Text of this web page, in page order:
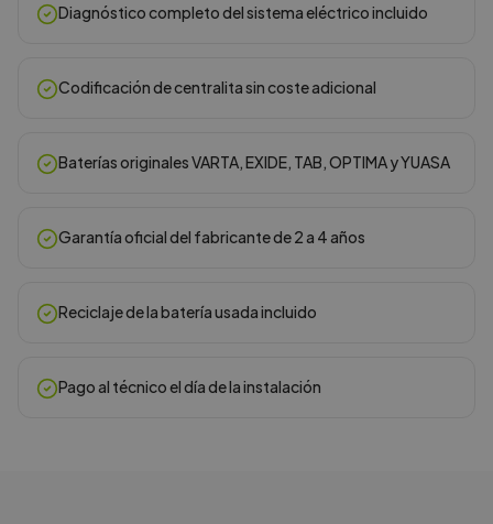
Diagnóstico completo del sistema eléctrico incluido
Codificación de centralita sin coste adicional
Baterías originales VARTA, EXIDE, TAB, OPTIMA y YUASA
Garantía oficial del fabricante de 2 a 4 años
Reciclaje de la batería usada incluido
Pago al técnico el día de la instalación